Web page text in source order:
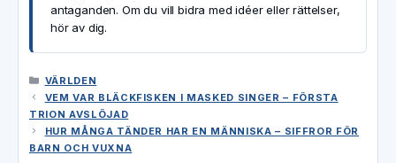
antaganden. Om du vill bidra med idéer eller rättelser,
hör av dig.
KATEGORIER
VÄRLDEN
VEM VAR BLÄCKFISKEN I MASKED SINGER – FÖRSTA
TRION AVSLÖJAD
HUR MÅNGA TÄNDER HAR EN MÄNNISKA – SIFFROR FÖR
BARN OCH VUXNA